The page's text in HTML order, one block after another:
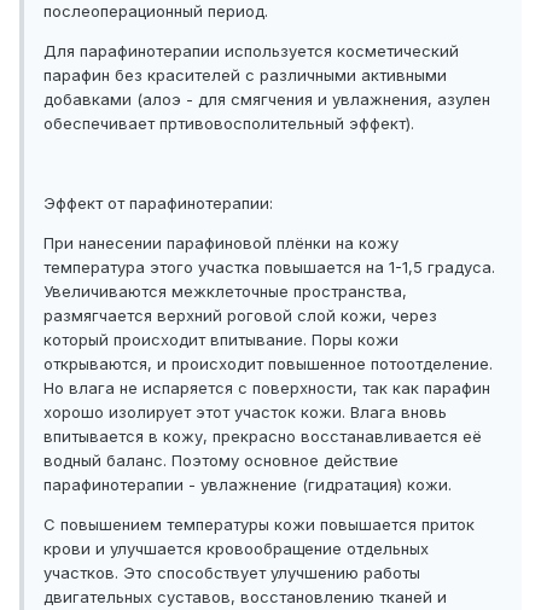
послеоперационный период.
Для парафинотерапии используется косметический
парафин без красителей с различными активными
добавками (алоэ - для смягчения и увлажнения, азулен
обеспечивает пртивовосполительный эффект).
Эффект от парафинотерапии:
При нанесении парафиновой плёнки на кожу
температура этого участка повышается на 1-1,5 градуса.
Увеличиваются межклеточные пространства,
размягчается верхний роговой слой кожи, через
который происходит впитывание. Поры кожи
открываются, и происходит повышенное потоотделение.
Но влага не испаряется с поверхности, так как парафин
хорошо изолирует этот участок кожи. Влага вновь
впитывается в кожу, прекрасно восстанавливается её
водный баланс. Поэтому основное действие
парафинотерапии - увлажнение (гидратация) кожи.
С повышением температуры кожи повышается приток
крови и улучшается кровообращение отдельных
участков. Это способствует улучшению работы
двигательных суставов, восстановлению тканей и